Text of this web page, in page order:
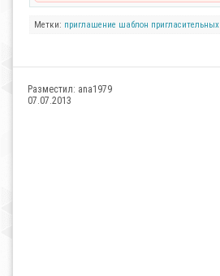
Метки: приглашение шаблон пригласительных
Разместил: ana1979
07.07.2013